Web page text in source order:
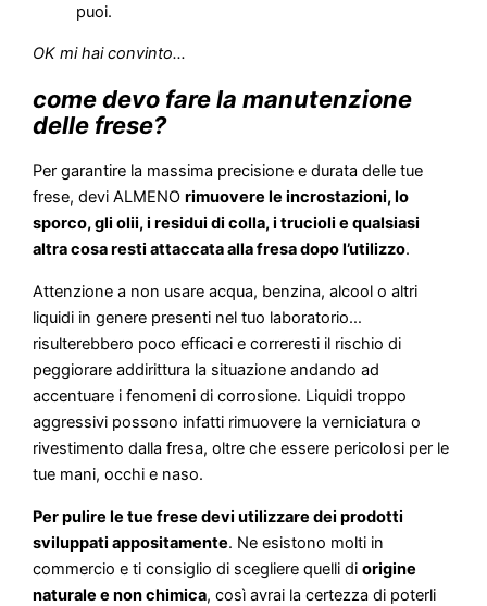
puoi.
OK mi hai convinto…
come devo fare la manutenzione
delle frese?
Per garantire la massima precisione e durata delle tue
frese, devi ALMENOrimuovere le incrostazioni, lo
sporco, gli olii, i residui di colla, i trucioli e qualsiasi
altra cosa resti attaccata alla fresa dopo l’utilizzo.
Attenzione a non usare acqua, benzina, alcool o altri
liquidi in genere presenti nel tuo laboratorio…
risulterebbero poco efficaci e correresti il rischio di
peggiorare addirittura la situazione andando ad
accentuare i fenomeni di corrosione. Liquidi troppo
aggressivi possono infatti rimuovere la verniciatura o
rivestimento dalla fresa, oltre che essere pericolosi per le
tue mani, occhi e naso.
Per pulire le tue frese devi utilizzare dei prodotti
sviluppati appositamente. Ne esistono molti in
commercio e ti consiglio di scegliere quelli diorigine
naturale e non chimica, così avrai la certezza di poterli